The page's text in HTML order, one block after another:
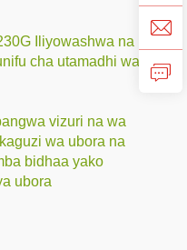
Iliyowashwa na
cha utamadhi wa
vizuri na wa
wa ubora na
bidhaa yako
ubora